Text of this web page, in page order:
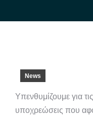
News
Υπενθυμίζουμε για
υποχρεώσεις που